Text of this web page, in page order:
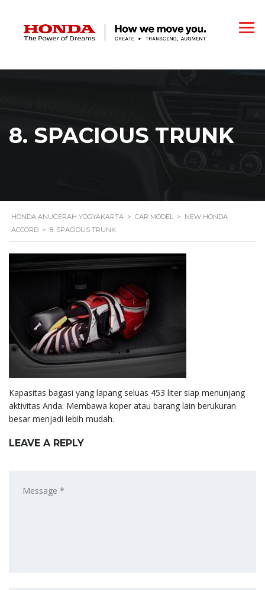
8. SPACIOUS TRUNK
HONDA ANUGERAH YOGYAKARTA > CAR MODEL > NEW HONDA
ACCORD > 8. SPACIOUS TRUNK
Kapasitas bagasi yang lapang seluas 453 liter siap menunjang
aktivitas Anda. Membawa koper atau barang lain berukuran
besar menjadi lebih mudah.
LEAVE A REPLY